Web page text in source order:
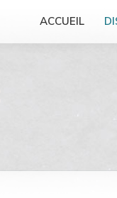
ACCUEIL